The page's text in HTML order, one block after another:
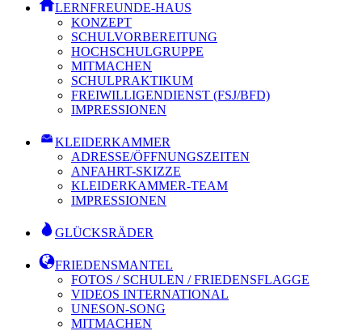
LERNFREUNDE-HAUS
KONZEPT
SCHULVORBEREITUNG
HOCHSCHULGRUPPE
MITMACHEN
SCHULPRAKTIKUM
FREIWILLIGENDIENST (FSJ/BFD)
IMPRESSIONEN
KLEIDERKAMMER
ADRESSE/ÖFFNUNGSZEITEN
ANFAHRT-SKIZZE
KLEIDERKAMMER-TEAM
IMPRESSIONEN
GLÜCKSRÄDER
FRIEDENSMANTEL
FOTOS / SCHULEN / FRIEDENSFLAGGE
VIDEOS INTERNATIONAL
UNESON-SONG
MITMACHEN